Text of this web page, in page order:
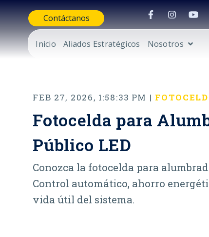
Contáctanos
Inicio Aliados Estratégicos Nosotros
FEB 27, 2026, 1:58:33 PM |
Fotocelda para
Público LED
Conozca la fotocelda para
Control automático, ahorro
vida útil del sistema.